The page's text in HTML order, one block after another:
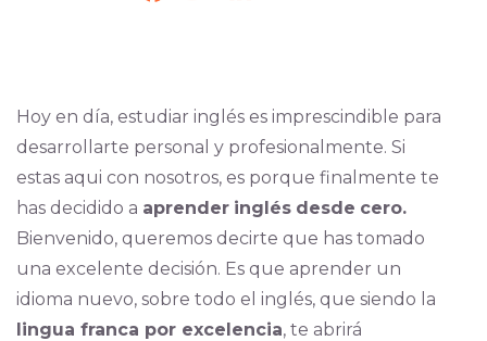
Hoy en día, estudiar inglés es imprescindible para
desarrollarte personal y profesionalmente. Si
estas aqui con nosotros, es porque finalmente te
has decidido a aprender inglés desde cero.
Bienvenido, queremos decirte que has tomado
una excelente decisión. Es que aprender un
idioma nuevo, sobre todo el inglés, que siendo la
lingua franca por excelencia, te abrirá